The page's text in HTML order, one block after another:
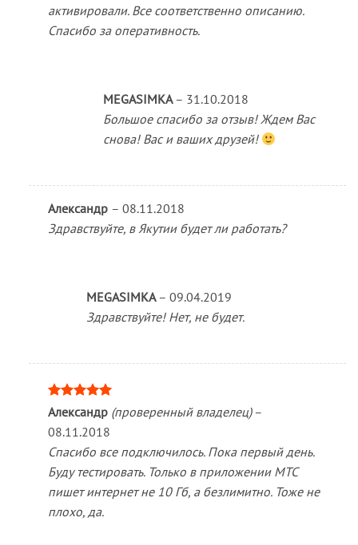
активировали. Все соответственно описанию.
Спасибо за оперативность.
MEGASIMKA – 31.10.2018
Большое спасибо за отзыв! Ждем Вас
снова! Вас и ваших друзей!
Александр – 08.11.2018
Здравствуйте, в Якутии будет ли работать?
MEGASIMKA – 09.04.2019
Здравствуйте! Нет, не будет.
Оценка5
Александр (проверенный владелец) –
08.11.2018
Спасибо все подключилось. Пока первый день.
Буду тестировать. Только в приложении МТС
пишет интернет не 10 Гб, а безлимитно. Тоже не
плохо, да.